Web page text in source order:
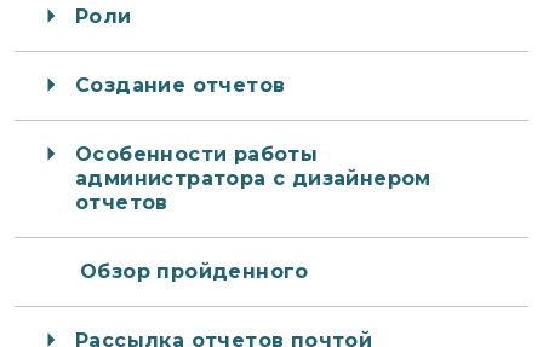
Роли
Создание отчетов
Особенности работы
администратора с дизайнером
отчетов
Обзор пройденного
Рассылка отчетов почтой